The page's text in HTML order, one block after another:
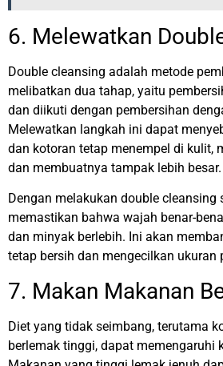
6. Melewatkan
Double cleansing adalah metode
melibatkan dua tahap, yaitu
dan diikuti dengan pembersihan
Melewatkan langkah ini dapat
dan kotoran tetap menempel di kulit,
dan membuatnya tampak lebih besar.
Dengan melakukan double cleansing
memastikan bahwa wajah benar-
dan minyak berlebih. Ini akan
tetap bersih dan mengecilkan ukuran
7. Makan Makanan
Diet yang tidak seimbang, terutama
berlemak tinggi, dapat memengaruhi